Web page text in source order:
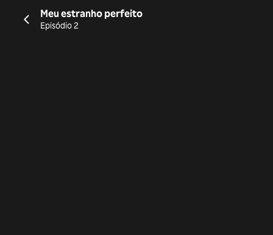
Meu estranho perfeito
Episódio 2